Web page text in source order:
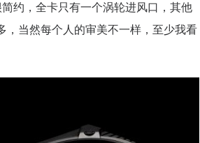
约，全卡只有一个涡轮进风口，其他
，当然每个人的审美不一样，至少我看